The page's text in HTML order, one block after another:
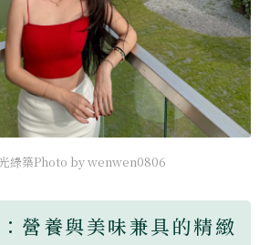
綠築Photo by wenwen0806
營養與美味兼具的精緻